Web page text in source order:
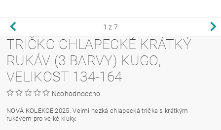
1 z 7
TRIČKO CHLAPECKÉ KRÁTKÝ
RUKÁV (3 BARVY) KUGO,
VELIKOST 134-164
Neohodnoceno
NOVÁ KOLEKCE 2025. Velmi hezká chlapecká trička s krátkým
rukávem pro velké kluky.